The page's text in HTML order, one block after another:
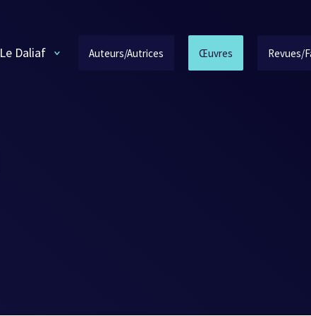
Le Daliaf Auteurs/Autrices Œuvres Revues/